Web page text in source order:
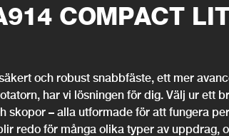
COMPACT
och robust snabbfäste, ett mer
har vi lösningen för dig. Välj ur ett
skopor – alla utformade för att fungera
redo för många olika typer av uppdrag,